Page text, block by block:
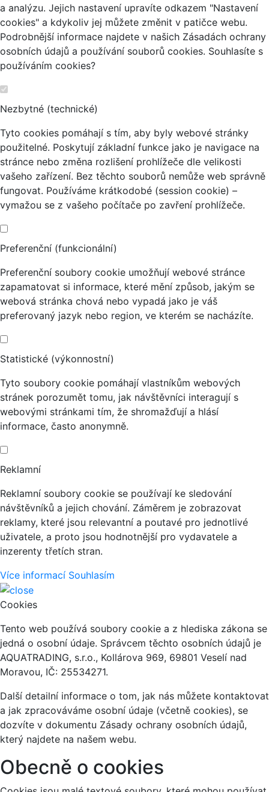
a analýzu. Jejich nastavení upravíte odkazem "Nastavení
cookies" a kdykoliv jej můžete změnit v patičce webu.
Podrobnější informace najdete v našich Zásadách ochrany
osobních údajů a používání souborů cookies. Souhlasíte s
používáním cookies?
Nezbytné (technické)
Tyto cookies pomáhají s tím, aby byly webové stránky
použitelné. Poskytují základní funkce jako je navigace na
stránce nebo změna rozlišení prohlížeče dle velikosti
vašeho zařízení. Bez těchto souborů nemůže web správně
fungovat. Používáme krátkodobé (session cookie) –
vymažou se z vašeho počítače po zavření prohlížeče.
Preferenční (funkcionální)
Preferenční soubory cookie umožňují webové stránce
zapamatovat si informace, které mění způsob, jakým se
webová stránka chová nebo vypadá jako je váš
preferovaný jazyk nebo region, ve kterém se nacházíte.
Statistické (výkonnostní)
Tyto soubory cookie pomáhají vlastníkům webových
stránek porozumět tomu, jak návštěvníci interagují s
webovými stránkami tím, že shromažďují a hlásí
informace, často anonymně.
Reklamní
Reklamní soubory cookie se používají ke sledování
návštěvníků a jejich chování. Záměrem je zobrazovat
reklamy, které jsou relevantní a poutavé pro jednotlivé
uživatele, a proto jsou hodnotnější pro vydavatele a
inzerenty třetích stran.
Více informací Souhlasím
Cookies
Tento web používá soubory cookie a z hlediska zákona se
jedná o osobní údaje. Správcem těchto osobních údajů je
AQUATRADING, s.r.o., Kollárova 969, 69801 Veselí nad
Moravou, IČ: 25534271.
Další detailní informace o tom, jak nás můžete kontaktovat
a jak zpracováváme osobní údaje (včetně cookies), se
dozvíte v dokumentu Zásady ochrany osobních údajů,
který najdete na našem webu.
Obecně o cookies